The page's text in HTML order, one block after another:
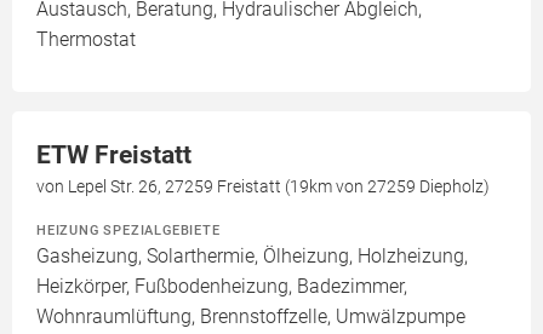
Austausch, Beratung, Hydraulischer Abgleich,
Thermostat
ETW Freistatt
von Lepel Str. 26, 27259 Freistatt (19km von 27259 Diepholz)
HEIZUNG SPEZIALGEBIETE
Gasheizung, Solarthermie, Ölheizung, Holzheizung,
Heizkörper, Fußbodenheizung, Badezimmer,
Wohnraumlüftung, Brennstoffzelle, Umwälzpumpe